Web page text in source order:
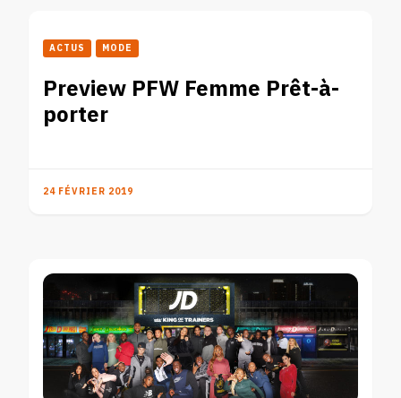
ACTUS MODE
Preview PFW Femme Prêt-à-
porter
24 FÉVRIER 2019